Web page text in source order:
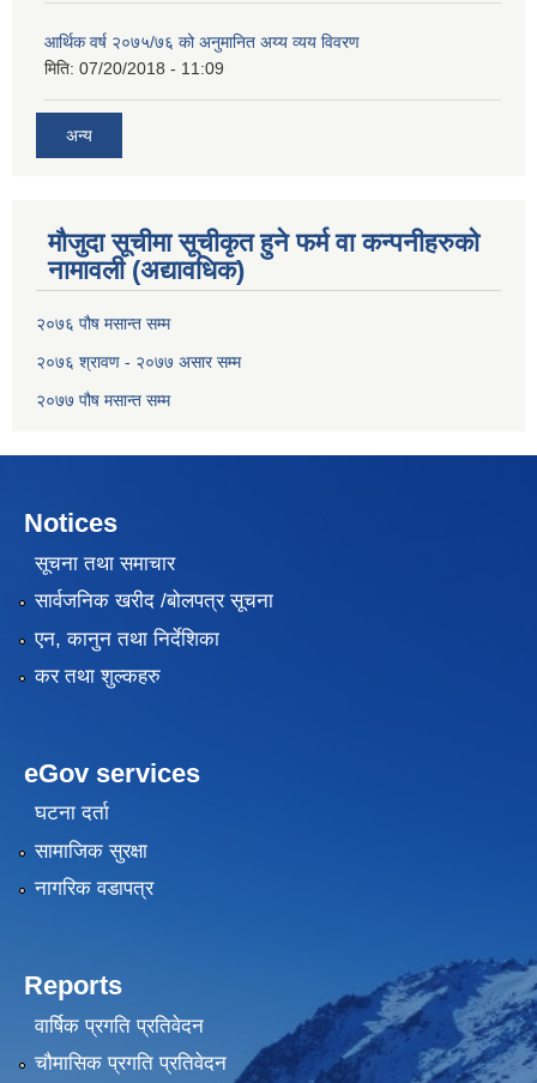
आर्थिक वर्ष २०७५/७६ को अनुमानित अय्य व्यय विवरण
मिति: 07/20/2018 - 11:09
अन्य
मौजुदा सूचीमा सूचीकृत हुने फर्म वा कन्पनीहरुको
नामावली (अद्यावधिक)
२०७६ पौष मसान्त सम्म
२०७६ श्रावण - २०७७ असार सम्म
२०७७ पौष मसान्त सम्म
Notices
सूचना तथा समाचार
सार्वजनिक खरीद /बोलपत्र सूचना
एन, कानुन तथा निर्देशिका
कर तथा शुल्कहरु
eGov services
घटना दर्ता
सामाजिक सुरक्षा
नागरिक वडापत्र
Reports
वार्षिक प्रगति प्रतिवेदन
चौमासिक प्रगति प्रतिवेदन